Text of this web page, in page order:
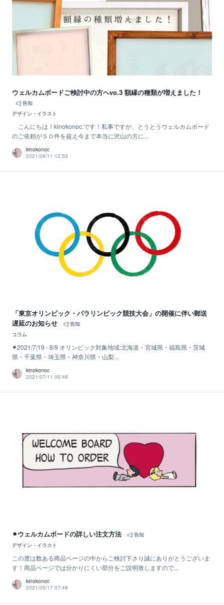
ウェルカムボードご検討中の方へvo.3 額縁の種類が増えました！
告知
デザイン・イラスト
こんにちは！kinokonoc.です！私事ですが、とうとうウェルカムボード
のご依頼が５０件を超え今まで本当に沢山の方に...
kinokonoc
2021/09/11 12:53
「東京オリンピック・パラリンピック競技大会」の開催に伴い郵送
遅延のお知らせ
告知
コラム
⚫︎2021/7/19 - 8/9 オリンピック対象地域:北海道・宮城県・福島県・茨城
県・千葉県・埼玉県・神奈川県・山梨...
kinokonoc
2021/07/11 09:48
⚫︎ウェルカムボードの詳しい注文方法
告知
デザイン・イラスト
この度は数ある商品ページの中からご検討下さり誠にありがとうございま
す！商品ページでは分かりにくい部分をご説明致しますので...
kinokonoc
2021/05/17 07:48